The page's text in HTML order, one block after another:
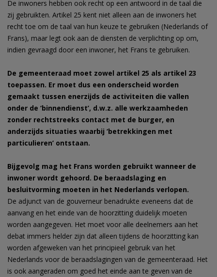
De inwoners hebben ook recht op een antwoord in de taal die
zij gebruikten. Artikel 25 kent niet alleen aan de inwoners het
recht toe om de taal van hun keuze te gebruiken (Nederlands of
Frans), maar legt ook aan de diensten de verplichting op om,
indien gevraagd door een inwoner, het Frans te gebruiken.
De gemeenteraad moet zowel artikel 25 als artikel 23
toepassen. Er moet dus een onderscheid worden
gemaakt tussen enerzijds de activiteiten die vallen
onder de ‘binnendienst’, d.w.z. alle werkzaamheden
zonder rechtstreeks contact met de burger, en
anderzijds situaties waarbij ‘betrekkingen met
particulieren’ ontstaan.
Bijgevolg mag het Frans worden gebruikt wanneer de
inwoner wordt gehoord. De beraadslaging en
besluitvorming moeten in het Nederlands verlopen.
De adjunct van de gouverneur benadrukte eveneens dat de
aanvang en het einde van de hoorzitting duidelijk moeten
worden aangegeven. Het moet voor alle deelnemers aan het
debat immers helder zijn dat alleen tijdens de hoorzitting kan
worden afgeweken van het principieel gebruik van het
Nederlands voor de beraadslagingen van de gemeenteraad. Het
is ook aangeraden om goed het einde aan te geven van de